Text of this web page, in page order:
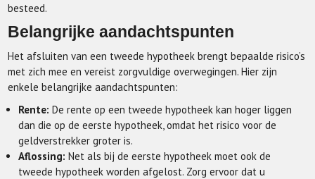
besteed.
Belangrijke aandachtspunten
Het afsluiten van een tweede hypotheek brengt bepaalde risico’s
met zich mee en vereist zorgvuldige overwegingen. Hier zijn
enkele belangrijke aandachtspunten:
Rente: De rente op een tweede hypotheek kan hoger liggen
dan die op de eerste hypotheek, omdat het risico voor de
geldverstrekker groter is.
Aflossing: Net als bij de eerste hypotheek moet ook de
tweede hypotheek worden afgelost. Zorg ervoor dat u